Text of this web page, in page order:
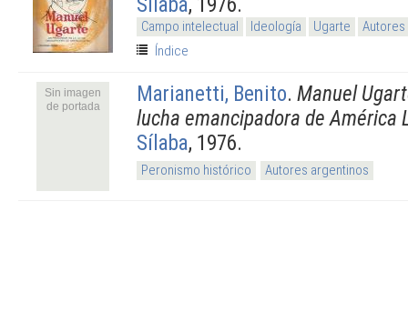
Campo intelectual Ideología Ugarte
Índice
Sin imagen
de portada
Marianetti, Benito. Manuel
lucha emancipadora de América
Sílaba, 1976.
Peronismo histórico Autores argentinos